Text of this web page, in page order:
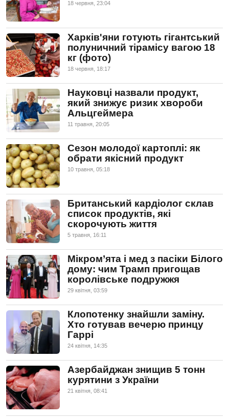
18 червня, 23:04
Харків'яни готують гігантський
полуничний тірамісу вагою 18
кг (фото)
18 червня, 18:17
Науковці назвали продукт,
який знижує ризик хвороби
Альцгеймера
11 травня, 20:05
Сезон молодої картоплі: як
обрати якісний продукт
10 травня, 05:18
Британський кардіолог склав
список продуктів, які
скорочують життя
5 травня, 16:11
Мікром’ята і мед з пасіки Білого
дому: чим Трамп пригощав
королівське подружжя
29 квiтня, 03:59
Клопотенку знайшли заміну.
Хто готував вечерю принцу
Гаррі
24 квiтня, 14:35
Азербайджан знищив 5 тонн
курятини з України
21 квiтня, 08:41